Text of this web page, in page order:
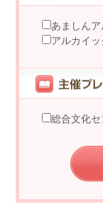
あましん
アルカイッ
総合文化セ